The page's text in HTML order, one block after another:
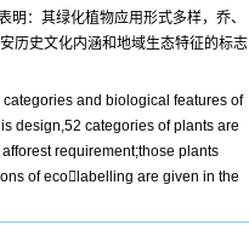
：其绿化植物应用形式多样，乔、
历史文化内涵和地域生态特征的标志
and biological features of
design,52 categories of plants are
requirement;those plants
of ecolabelling are given in the